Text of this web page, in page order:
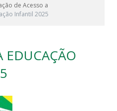
de Acesso a
Infantil 2025
EDUCAÇÃO